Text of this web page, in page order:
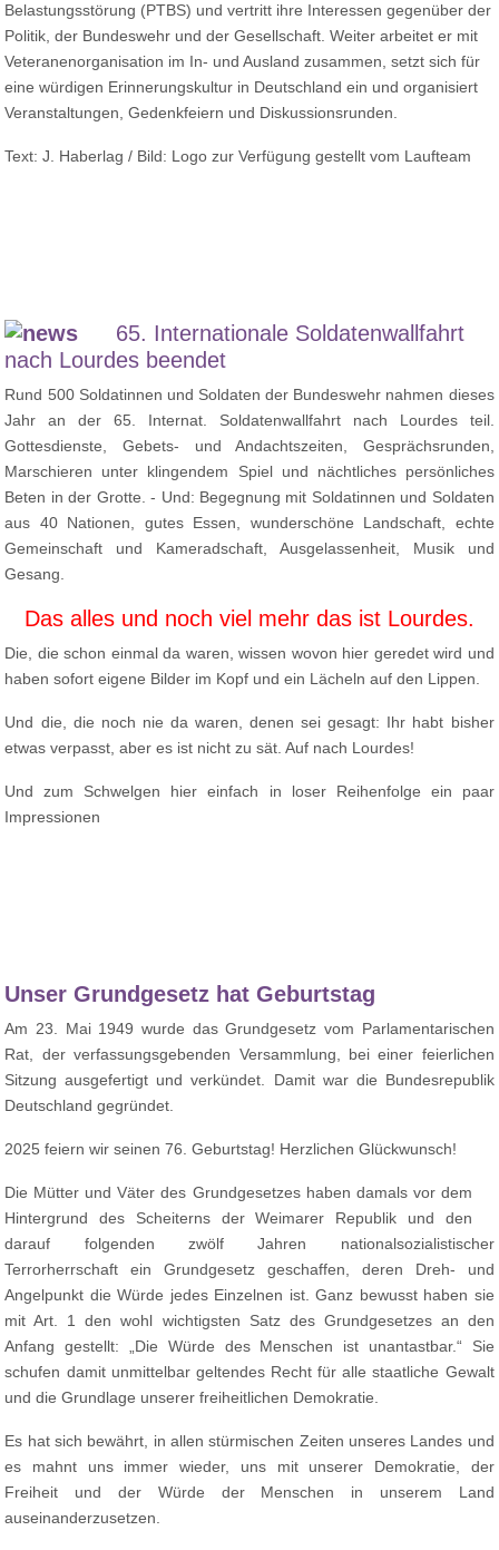
Belastungsstörung (PTBS) und vertritt ihre Interessen gegenüber der
Politik, der Bundeswehr und der Gesellschaft. Weiter arbeitet er mit
Veteranenorganisation im In- und Ausland zusammen, setzt sich für
eine würdigen Erinnerungskultur in Deutschland ein und organisiert
Veranstaltungen, Gedenkfeiern und Diskussionsrunden.
Text: J. Haberlag / Bild: Logo zur Verfügung gestellt vom Laufteam
65. Internationale Soldatenwallfahrt
nach Lourdes beendet
Rund 500 Soldatinnen und Soldaten der Bundeswehr nahmen dieses
Jahr an der 65. Internat. Soldatenwallfahrt nach Lourdes teil.
Gottesdienste, Gebets- und Andachtszeiten, Gesprächsrunden,
Marschieren unter klingendem Spiel und nächtliches persönliches
Beten in der Grotte. - Und: Begegnung mit Soldatinnen und Soldaten
aus 40 Nationen, gutes Essen, wunderschöne Landschaft, echte
Gemeinschaft und Kameradschaft, Ausgelassenheit, Musik und
Gesang.
Das alles und noch viel mehr das ist Lourdes.
Die, die schon einmal da waren, wissen wovon hier geredet wird und
haben sofort eigene Bilder im Kopf und ein Lächeln auf den Lippen.
Und die, die noch nie da waren, denen sei gesagt: Ihr habt bisher
etwas verpasst, aber es ist nicht zu sät. Auf nach Lourdes!
Und zum Schwelgen hier einfach in loser Reihenfolge ein paar
Impressionen
Unser Grundgesetz hat Geburtstag
Am 23. Mai 1949 wurde das Grundgesetz vom Parlamentarischen
Rat, der verfassungsgebenden Versammlung, bei einer feierlichen
Sitzung ausgefertigt und verkündet. Damit war die Bundesrepublik
Deutschland gegründet.
2025 feiern wir seinen 76. Geburtstag! Herzlichen Glückwunsch!
Die Mütter und Väter des Grundgesetzes haben damals vor dem
Hintergrund des Scheiterns der Weimarer Republik und den
darauf folgenden zwölf Jahren nationalsozialistischer
Terrorherrschaft ein Grundgesetz geschaffen, deren Dreh- und
Angelpunkt die Würde jedes Einzelnen ist. Ganz bewusst haben sie
mit Art. 1 den wohl wichtigsten Satz des Grundgesetzes an den
Anfang gestellt: „Die Würde des Menschen ist unantastbar.“ Sie
schufen damit unmittelbar geltendes Recht für alle staatliche Gewalt
und die Grundlage unserer freiheitlichen Demokratie.
Es hat sich bewährt, in allen stürmischen Zeiten unseres Landes und
es mahnt uns immer wieder, uns mit unserer Demokratie, der
Freiheit und der Würde der Menschen in unserem Land
auseinanderzusetzen.